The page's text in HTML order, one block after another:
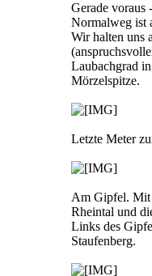
Gerade voraus
Normalweg ist
Wir halten uns
Laubachgrad
Mörzelspitze.
Letzte Meter
Am Gipfel. Mit
Rheintal und
Links des
Staufenberg.